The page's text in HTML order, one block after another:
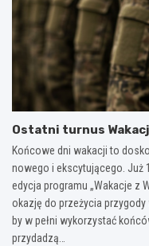
Ostatni turnus
Końcowe dni wakacji to
nowego i ekscytującego. Już
edycja programu „Wakacje z
okazję do przeżycia przygody
by w pełni wykorzystać
przydadzą…